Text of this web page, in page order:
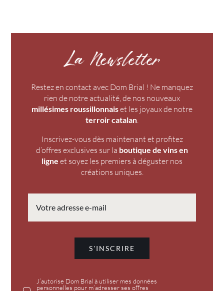
La Newsletter
Restez en contact avec Dom Brial ! Ne manquez
rien de notre actualité, de nos nouveaux
millésimes roussillonnaiset les joyaux de notre
terroir catalan
Inscrivez-vous dès maintenant et profitez
d’offres exclusives sur la boutique de vins en
ligne et soyez les premiers à déguster nos
créations uniques.
S'INSCRIRE
J’autorise Dom Brial à utiliser mes données
personnelles pour m’adresser ses offres